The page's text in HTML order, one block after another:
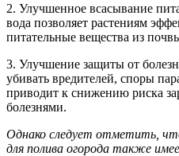
2. Улучшенное всасывание
вода позволяет растениям
питательные вещества из
3. Улучшение защиты от
убивать вредителей, споры
приводит к снижению риска
болезнями.
Однако следует отметить,
для полива огорода также